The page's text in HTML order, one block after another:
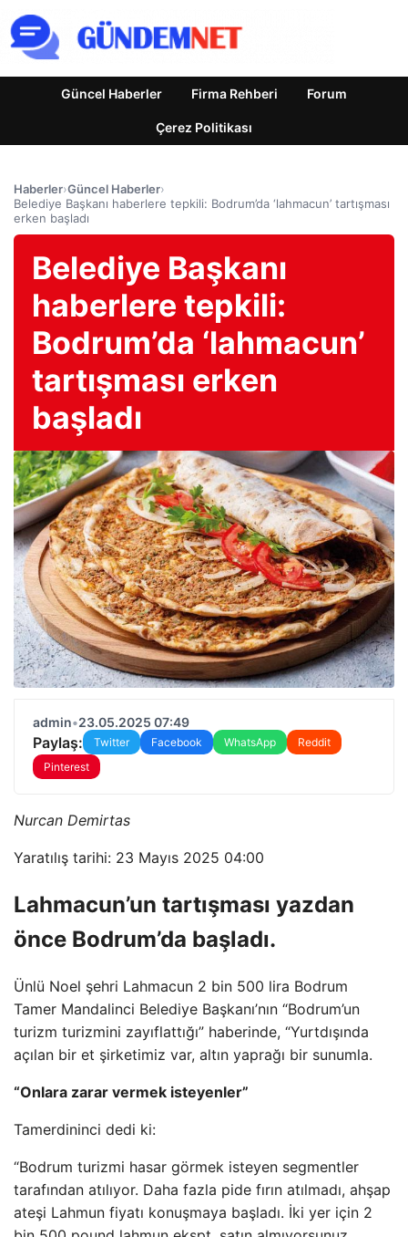
Güncel Haberler Firma Rehberi Forum
Çerez Politikası
Haberler›Güncel Haberler›
Belediye Başkanı haberlere tepkili: Bodrum’da ‘lahmacun’ tartışması
erken başladı
Belediye Başkanı
haberlere tepkili:
Bodrum’da ‘lahmacun’
tartışması erken
başladı
admin•23.05.2025 07:49
Paylaş: Twitter Facebook WhatsApp
Reddit
Pinterest
Nurcan Demirtas
Yaratılış tarihi: 23 Mayıs 2025 04:00
Lahmacun’un tartışması yazdan
önce Bodrum’da başladı.
Ünlü Noel şehri Lahmacun 2 bin 500 lira Bodrum
Tamer Mandalinci Belediye Başkanı’nın “Bodrum’un
turizm turizmini zayıflattığı” haberinde, “Yurtdışında
açılan bir et şirketimiz var, altın yaprağı bir sunumla.
“Onlara zarar vermek isteyenler”
Tamerdininci dedi ki:
“Bodrum turizmi hasar görmek isteyen segmentler
tarafından atılıyor. Daha fazla pide fırın atılmadı, ahşap
ateşi Lahmun fiyatı konuşmaya başladı. İki yer için 2